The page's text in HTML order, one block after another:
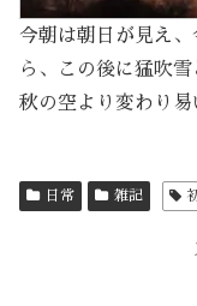
今朝は朝日が見え
ら、この後に猛吹雪
秋の空より変わり易
日常 雑記